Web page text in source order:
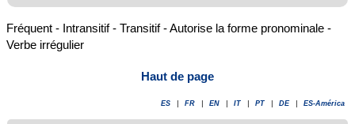
Fréquent - Intransitif - Transitif - Autorise la forme pronominale -
Verbe irrégulier
Haut de page
ES FR EN IT PT DE ES-América